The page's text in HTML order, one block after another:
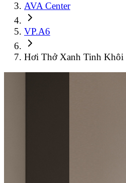
AVA Center
VP.A6
Hơi Thở Xanh Tinh Khôi